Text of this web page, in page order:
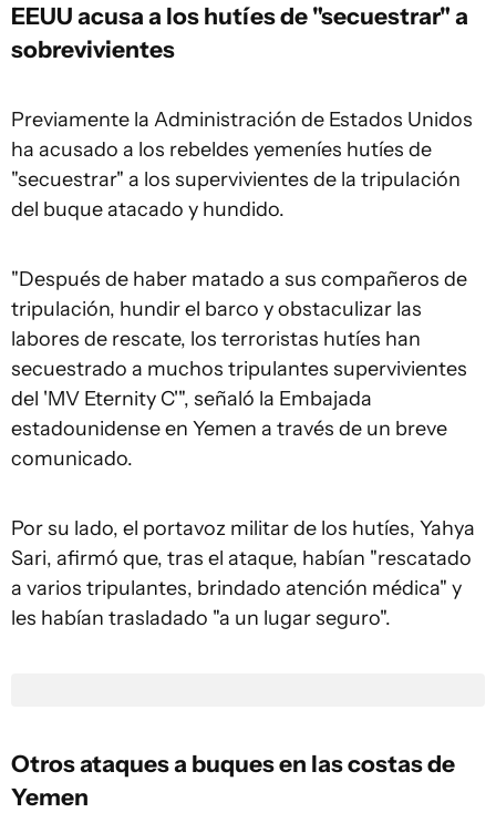
EEUU acusa a los hutíes de "secuestrar" a
sobrevivientes
Previamente la Administración de Estados Unidos
ha acusado a los rebeldes yemeníes hutíes de
"secuestrar" a los supervivientes de la tripulación
del buque atacado y hundido.
"Después de haber matado a sus compañeros de
tripulación, hundir el barco y obstaculizar las
labores de rescate, los terroristas hutíes han
secuestrado a muchos tripulantes supervivientes
del 'MV Eternity C'", señaló la Embajada
estadounidense en Yemen a través de un breve
comunicado.
Por su lado, el portavoz militar de los hutíes, Yahya
Sari, afirmó que, tras el ataque, habían "rescatado
a varios tripulantes, brindado atención médica" y
les habían trasladado "a un lugar seguro".
Otros ataques a buques en las costas de
Yemen